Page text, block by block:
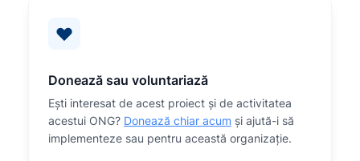
Donează sau voluntariază
Eşti interesat de acest proiect și de activitatea
acestui ONG? Donează chiar acum și ajută-i să
implementeze sau pentru această organizaţie.